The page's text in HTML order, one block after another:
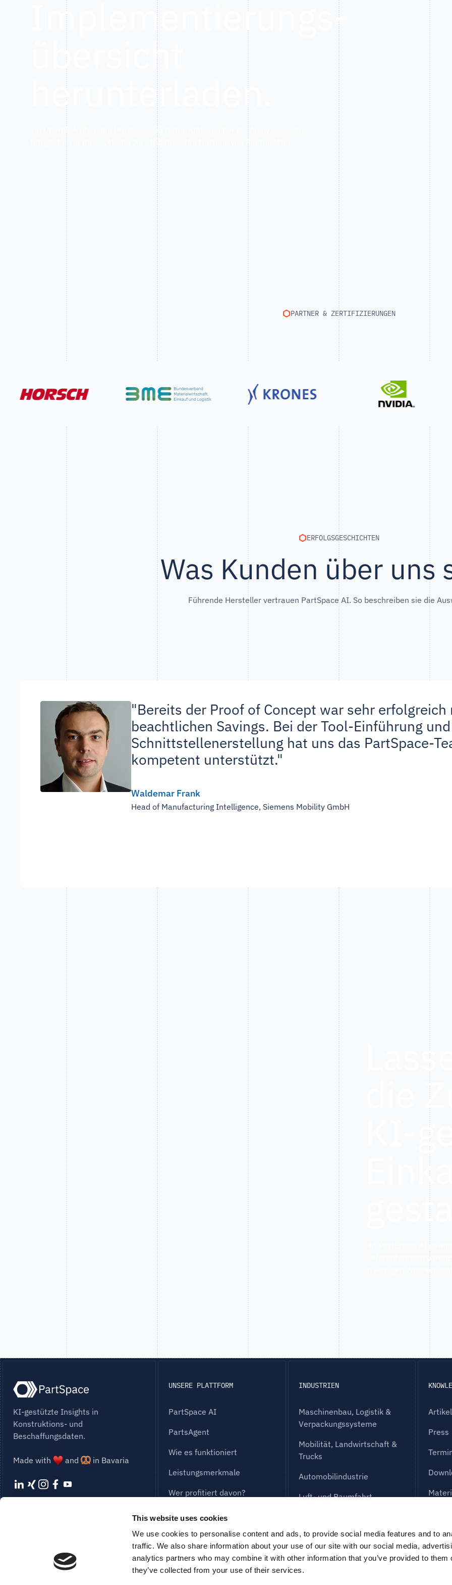
This website uses cookies
We use cookies to personalise content and ads, to provide social media features and to
traffic. We also share information about your use of our site with our social media,
analytics partners who may combine it with other information that you’ve provided to them
they’ve collected from your use of their services.
Implementierungs-
übersicht
herunterladen.
Ein Überblick über den Prozess: vom Daten-Upload über die Analyse bis zur
Integration in Ihre Systeme zur strukturierten Nutzung von Bauteildaten.
PARTNER & ZERTIFIZIERUNGEN
ERFOLGSGESCHICHTEN
Was Kunden über uns
Führende Hersteller vertrauen PartSpace AI. So beschreiben sie die
"Bereits der Proof of Concept war sehr erfolgreich
beachtlichen Savings. Bei der Tool-Einführung und
Schnittstellenerstellung hat uns das PartSpace-
kompetent unterstützt."
Waldemar Frank
Head of Manufacturing Intelligence, Siemens Mobility GmbH
die
KI-
Mit PartSpace AI
in wenigen Wochen
KI-gestützte Insights in
Konstruktions- und
Beschaffungsdaten.
Made with and in Bavaria
UNSERE PLATTFORM
PartSpace AI
PartsAgent
Wie es funktioniert
Leistungsmerkmale
Wer profitiert davon?
Unsere Lösung
Cost Engineering
Einkaufssoftware
ROI-Rechner
INDUSTRIEN
Maschinenbau, Logistik &
Verpackungssysteme
Mobilität, Landwirtschaft &
Trucks
Automobilindustrie
Luft- und Raumfahrt
Elektronik
Medizintechnik
Artikel
Press